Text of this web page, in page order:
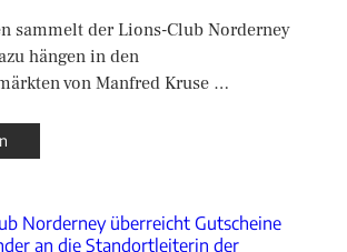
sammelt der Lions-Club Norderney
hängen in den
von Manfred Kruse …